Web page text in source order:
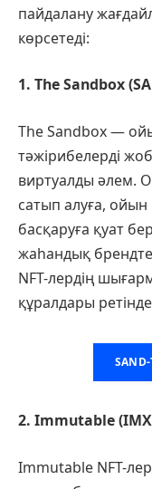
пайдалану
көрсетеді:
1. The Sandbox
The Sandbox —
тәжірибелерді
виртуалды әлем.
сатып алуға, ойын
басқаруға қуат
жаһандық
NFT-лердің
құралдары
2. Immutable
Immutable NFT-